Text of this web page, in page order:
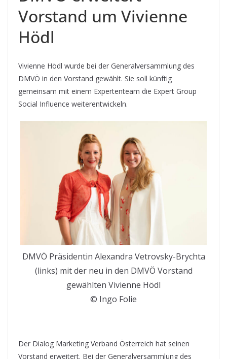
Vorstand um Vivienne
Hödl
Vivienne Hödl wurde bei der Generalversammlung des
DMVÖ in den Vorstand gewählt. Sie soll künftig
gemeinsam mit einem Expertenteam die Expert Group
Social Influence weiterentwickeln.
DMVÖ Präsidentin Alexandra Vetrovsky-Brychta
(links) mit der neu in den DMVÖ Vorstand
gewählten Vivienne Hödl
© Ingo Folie
Der Dialog Marketing Verband Österreich hat seinen
Vorstand erweitert. Bei der Generalversammlung des